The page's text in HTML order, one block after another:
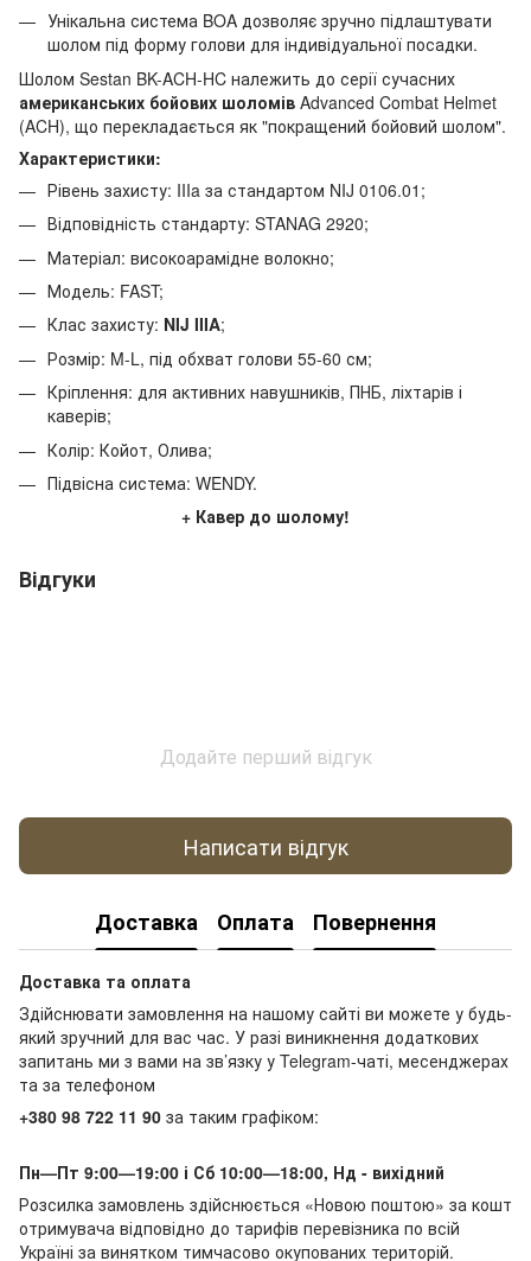
Унікальна система BOA дозволяє зручно підлаштувати
шолом під форму голови для індивідуальної посадки.
Шолом Sestan BK-ACH-HC належить до серії сучасних
американських бойових шоломів Advanced Combat Helmet
(ACH), що перекладається як "покращений бойовий шолом".
Характеристики:
Рівень захисту: IIIa за стандартом NIJ 0106.01;
Відповідність стандарту: STANAG 2920;
Матеріал: високоарамідне волокно;
Модель: FAST;
Клас захисту: NIJ IIIA;
Розмір: M-L, під обхват голови 55-60 см;
Кріплення: для активних навушників, ПНБ, ліхтарів і
каверів;
Колір: Койот, Олива;
Підвісна система: WENDY.
+ Кавер до шолому!
Відгуки
Додайте перший відгук
Написати відгук
Доставка Оплата Повернення
Доставка та оплата
Здійснювати замовлення на нашому сайті ви можете у будь-
який зручний для вас час. У разі виникнення додаткових
запитань ми з вами на зв’язку у Telegram-чаті, месенджерах
та за телефоном
+380 98 722 11 90 за таким графіком:
Пн—Пт 9:00—19:00 і Сб 10:00—18:00, Нд - вихідний
Розсилка замовлень здійснюється «Новою поштою» за кошт
отримувача відповідно до тарифів перевізника по всій
Україні за винятком тимчасово окупованих територій.